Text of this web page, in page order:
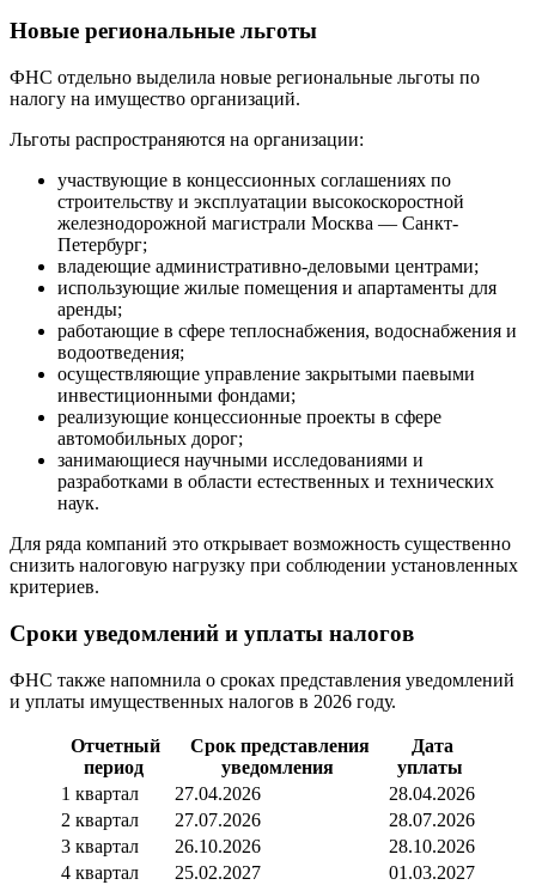
Новые региональные льготы
ФНС отдельно выделила новые региональные льготы по
налогу на имущество организаций.
Льготы распространяются на организации:
участвующие в концессионных соглашениях по
строительству и эксплуатации высокоскоростной
железнодорожной магистрали Москва — Санкт-
Петербург;
владеющие административно-деловыми центрами;
использующие жилые помещения и апартаменты для
аренды;
работающие в сфере теплоснабжения, водоснабжения и
водоотведения;
осуществляющие управление закрытыми паевыми
инвестиционными фондами;
реализующие концессионные проекты в сфере
автомобильных дорог;
занимающиеся научными исследованиями и
разработками в области естественных и технических
наук.
Для ряда компаний это открывает возможность существенно
снизить налоговую нагрузку при соблюдении установленных
критериев.
Сроки уведомлений и уплаты налогов
ФНС также напомнила о сроках представления уведомлений
и уплаты имущественных налогов в 2026 году.
Отчетный
период
Срок представления
уведомления
Дата
уплаты
1 квартал
27.04.2026
28.04.2026
2 квартал
27.07.2026
28.07.2026
3 квартал
26.10.2026
28.10.2026
4 квартал
25.02.2027 01.03.2027